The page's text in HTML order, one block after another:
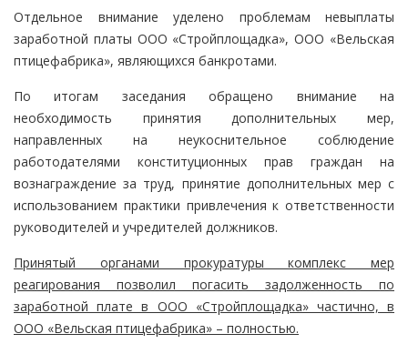
Отдельное внимание уделено проблемам невыплаты
заработной платы ООО «Стройплощадка», ООО «Вельская
птицефабрика», являющихся банкротами.
По итогам заседания обращено внимание на
необходимость принятия дополнительных мер,
направленных на неукоснительное соблюдение
работодателями конституционных прав граждан на
вознаграждение за труд, принятие дополнительных мер с
использованием практики привлечения к ответственности
руководителей и учредителей должников.
Принятый органами прокуратуры комплекс мер
реагирования позволил погасить задолженность по
заработной плате в ООО «Стройплощадка» частично, в
ООО «Вельская птицефабрика» – полностью.